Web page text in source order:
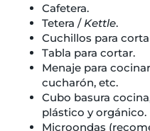
Cafetera.
Tetera /Kettle.
Cuchillos para
Tabla para cortar.
Menaje para
cucharón, etc.
Cubo basura
plástico y orgánico.
Microondas